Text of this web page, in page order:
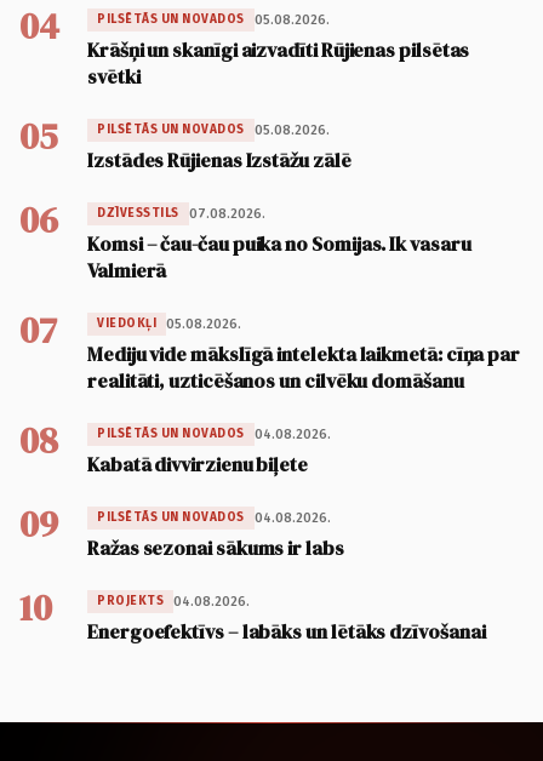
04 PILSĒTĀS UN NOVADOS 05.08.2026.
Krāšņi un skanīgi aizvadīti Rūjienas pilsētas
svētki
05 PILSĒTĀS UN NOVADOS 05.08.2026.
Izstādes Rūjienas Izstāžu zālē
06 DZĪVESSTILS 07.08.2026.
Komsi – čau-čau puika no Somijas. Ik vasaru
Valmierā
07 VIEDOKĻI 05.08.2026.
Mediju vide mākslīgā intelekta laikmetā: cīņa par
realitāti, uzticēšanos un cilvēku domāšanu
08 PILSĒTĀS UN NOVADOS 04.08.2026.
Kabatā divvirzienu biļete
09 PILSĒTĀS UN NOVADOS 04.08.2026.
Ražas sezonai sākums ir labs
10 PROJEKTS 04.08.2026.
Energoefektīvs – labāks un lētāks dzīvošanai